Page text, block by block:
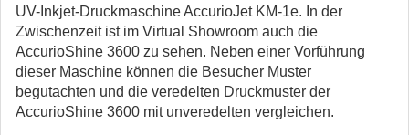
UV-Inkjet-Druckmaschine AccurioJet KM-1e. In der
Zwischenzeit ist im Virtual Showroom auch die
AccurioShine 3600 zu sehen. Neben einer Vorführung
dieser Maschine können die Besucher Muster
begutachten und die veredelten Druckmuster der
AccurioShine 3600 mit unveredelten vergleichen.